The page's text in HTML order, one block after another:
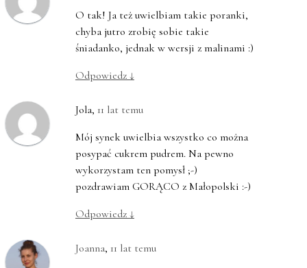
O tak! Ja też uwielbiam takie poranki,
chyba jutro zrobię sobie takie
śniadanko, jednak w wersji z malinami :)
Odpowiedz ↓
Jola, 11 lat temu
Mój synek uwielbia wszystko co można
posypać cukrem pudrem. Na pewno
wykorzystam ten pomysł ;-)
pozdrawiam GORĄCO z Małopolski :-)
Odpowiedz ↓
Joanna, 11 lat temu